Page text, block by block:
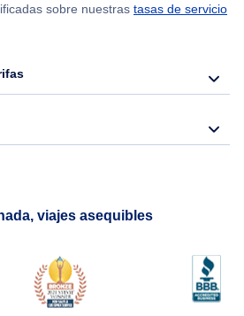
sobre nuestras tasas de servicio
viajes asequibles